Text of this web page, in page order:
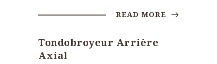
READ MORE
Tondobroyeur Arrière
Axial